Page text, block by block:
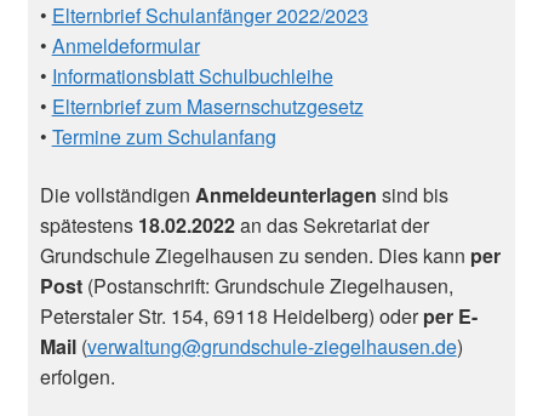
• Elternbrief Schulanfänger 2022/2023
• Anmeldeformular
• Informationsblatt Schulbuchleihe
• Elternbrief zum Masernschutzgesetz
• Termine zum Schulanfang
Die vollständigen Anmeldeunterlagen sind bis
spätestens 18.02.2022an das Sekretariat der
Grundschule Ziegelhausen zu senden. Dies kann per
Post(Postanschrift: Grundschule Ziegelhausen,
Peterstaler Str. 154, 69118 Heidelberg) oderper E-
Mail(verwaltung@grundschule-ziegelhausen.de)
erfolgen.